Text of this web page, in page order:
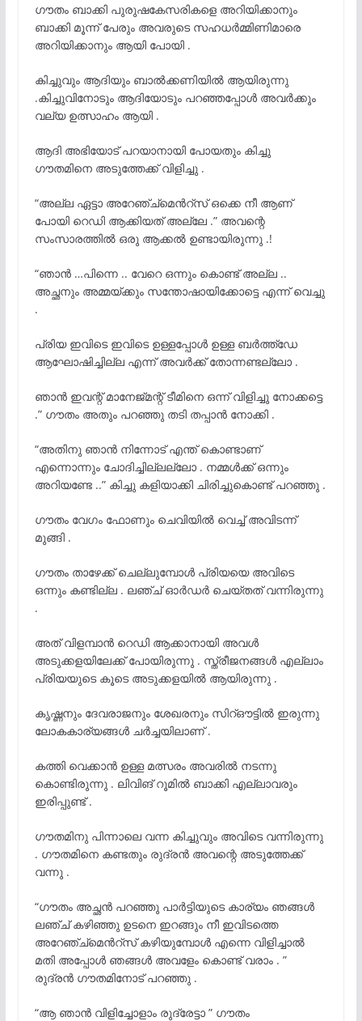
ഗൗതം ബാക്കി പുരുഷകേസരികളെ അറിയിക്കാനും
ബാക്കി മൂന്ന് പേരും അവരുടെ സഹധർമ്മിണിമാരെ
അറിയിക്കാനും ആയി പോയി .
കിച്ചുവും ആദിയും ബാൽക്കണിയിൽ ആയിരുന്നു
.കിച്ചുവിനോടും ആദിയോടും പറഞ്ഞപ്പോൾ അവർക്കും
വല്യ ഉത്സാഹം ആയി .
ആദി അഭിയോട് പറയാനായി പോയതും കിച്ചു
ഗൗതമിനെ അടുത്തേക്ക് വിളിച്ചു .
“അല്ല ഏട്ടാ അറേഞ്ച്മെൻറ്സ് ഒക്കെ നീ ആണ്
പോയി റെഡി ആക്കിയത് അല്ലേ .” അവന്റെ
സംസാരത്തിൽ ഒരു ആക്കൽ ഉണ്ടായിരുന്നു .!
“ഞാൻ …പിന്നെ .. വേറെ ഒന്നും കൊണ്ട് അല്ല ..
അച്ഛനും അമ്മയ്ക്കും സന്തോഷായിക്കോട്ടെ എന്ന് വെച്ചു
.
പ്രിയ ഇവിടെ ഇവിടെ ഉള്ളപ്പോൾ ഉള്ള ബർത്ത്ഡേ
ആഘോഷിച്ചില്ല എന്ന് അവർക്ക് തോന്നണ്ടല്ലോ .
ഞാൻ ഇവന്റ് മാനേജ്‌മന്റ് ടീമിനെ ഒന്ന് വിളിച്ചു നോക്കട്ടെ
.” ഗൗതം അതും പറഞ്ഞു തടി തപ്പാൻ നോക്കി .
“അതിനു ഞാൻ നിന്നോട് എന്ത് കൊണ്ടാണ്
എന്നൊന്നും ചോദിച്ചില്ലല്ലോ . നമ്മൾക്ക് ഒന്നും
അറിയണ്ടേ ..” കിച്ചു കളിയാക്കി ചിരിച്ചുകൊണ്ട് പറഞ്ഞു .
ഗൗതം വേഗം ഫോണും ചെവിയിൽ വെച്ച് അവിടന്ന്
മുങ്ങി .
ഗൗതം താഴേക്ക് ചെല്ലുമ്പോൾ പ്രിയയെ അവിടെ
ഒന്നും കണ്ടില്ല . ലഞ്ച് ഓർഡർ ചെയ്തത് വന്നിരുന്നു
.
അത് വിളമ്പാൻ റെഡി ആക്കാനായി അവൾ
അടുക്കളയിലേക്ക് പോയിരുന്നു . സ്ത്രീജനങ്ങൾ എല്ലാം
പ്രിയയുടെ കൂടെ അടുക്കളയിൽ ആയിരുന്നു .
കൃഷ്ണനും ദേവരാജനും ശേഖരനും സിറ്ഔട്ടിൽ ഇരുന്നു
ലോകകാര്യങ്ങൾ ചർച്ചയിലാണ് .
കത്തി വെക്കാൻ ഉള്ള മത്സരം അവരിൽ നടന്നു
കൊണ്ടിരുന്നു . ലിവിങ് റൂമിൽ ബാക്കി എല്ലാവരും
ഇരിപ്പുണ്ട് .
ഗൗതമിനു പിന്നാലെ വന്ന കിച്ചുവും അവിടെ വന്നിരുന്നു
. ഗൗതമിനെ കണ്ടതും രുദ്രൻ അവന്റെ അടുത്തേക്ക്
വന്നു .
“ഗൗതം അച്ഛൻ പറഞ്ഞു പാർട്ടിയുടെ കാര്യം ഞങ്ങൾ
ലഞ്ച് കഴിഞ്ഞു ഉടനെ ഇറങ്ങും നീ ഇവിടത്തെ
അറേഞ്ച്മെൻറ്സ് കഴിയുമ്പോൾ എന്നെ വിളിച്ചാൽ
മതി അപ്പോൾ ഞങ്ങൾ അവളേം കൊണ്ട് വരാം . ”
രുദ്രൻ ഗൗതമിനോട് പറഞ്ഞു .
“ആ ഞാൻ വിളിച്ചോളാം രുദ്രേട്ടാ ” ഗൗതം